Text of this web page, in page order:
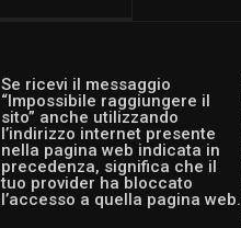
Se ricevi il messaggio
“Impossibile raggiungere il
sito” anche utilizzando
l’indirizzo internet presente
nella pagina web indicata in
precedenza, significa che il
tuo provider ha bloccato
l’accesso a quella pagina web.